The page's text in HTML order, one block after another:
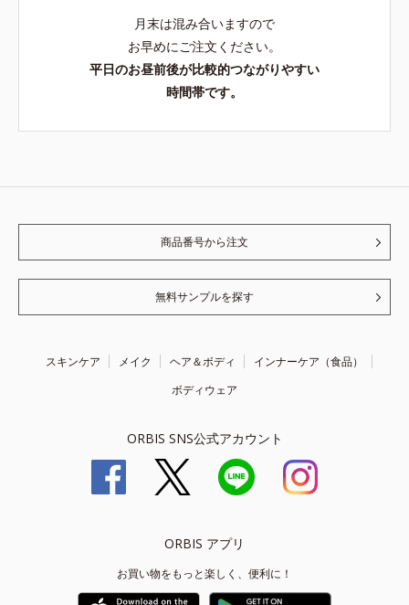
月末は混み合いますので
お早めにご注文ください。
平日のお昼前後が比較的つながりやすい
時間帯です。
商品番号から注文
無料サンプルを探す
スキンケア メイク ヘア＆ボディ
インナーケア（食品）
ボディウェア
ORBIS SNS公式アカウント
ORBIS アプリ
お買い物をもっと楽しく、便利に！